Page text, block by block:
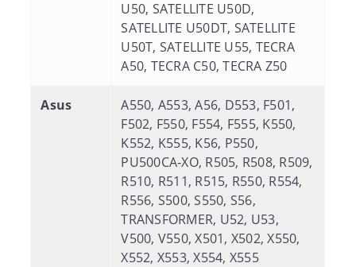
U50, SATELLITE U50D,
SATELLITE U50DT, SATELLITE
U50T, SATELLITE U55, TECRA
A50, TECRA C50, TECRA Z50
Asus
A550, A553, A56, D553, F501,
F502, F550, F554, F555, K550,
K552, K555, K56, P550,
PU500CA-XO, R505, R508, R509,
R510, R511, R515, R550, R554,
R556, S500, S550, S56,
TRANSFORMER, U52, U53,
V500, V550, X501, X502, X550,
X552, X553, X554, X555